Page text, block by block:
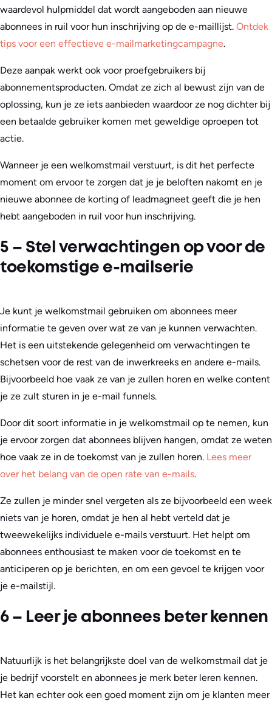
waardevol hulpmiddel dat wordt aangeboden aan nieuwe
abonnees in ruil voor hun inschrijving op de e-maillijst. Ontdek
tips voor een effectieve e-mailmarketingcampagne.
Deze aanpak werkt ook voor proefgebruikers bij
abonnementsproducten. Omdat ze zich al bewust zijn van de
oplossing, kun je ze iets aanbieden waardoor ze nog dichter bij
een betaalde gebruiker komen met geweldige oproepen tot
actie.
Wanneer je een welkomstmail verstuurt, is dit het perfecte
moment om ervoor te zorgen dat je je beloften nakomt en je
nieuwe abonnee de korting of leadmagneet geeft die je hen
hebt aangeboden in ruil voor hun inschrijving.
5 – Stel verwachtingen op voor de
toekomstige e-mailserie
Je kunt je welkomstmail gebruiken om abonnees meer
informatie te geven over wat ze van je kunnen verwachten.
Het is een uitstekende gelegenheid om verwachtingen te
schetsen voor de rest van de inwerkreeks en andere e-mails.
Bijvoorbeeld hoe vaak ze van je zullen horen en welke content
je ze zult sturen in je e-mail funnels.
Door dit soort informatie in je welkomstmail op te nemen, kun
je ervoor zorgen dat abonnees blijven hangen, omdat ze weten
hoe vaak ze in de toekomst van je zullen horen. Lees meer
over het belang van de open rate van e-mails.
Ze zullen je minder snel vergeten als ze bijvoorbeeld een week
niets van je horen, omdat je hen al hebt verteld dat je
tweewekelijks individuele e-mails verstuurt. Het helpt om
abonnees enthousiast te maken voor de toekomst en te
anticiperen op je berichten, en om een gevoel te krijgen voor
je e-mailstijl.
6 – Leer je abonnees beter kennen
Natuurlijk is het belangrijkste doel van de welkomstmail dat je
je bedrijf voorstelt en abonnees je merk beter leren kennen.
Het kan echter ook een goed moment zijn om je klanten meer